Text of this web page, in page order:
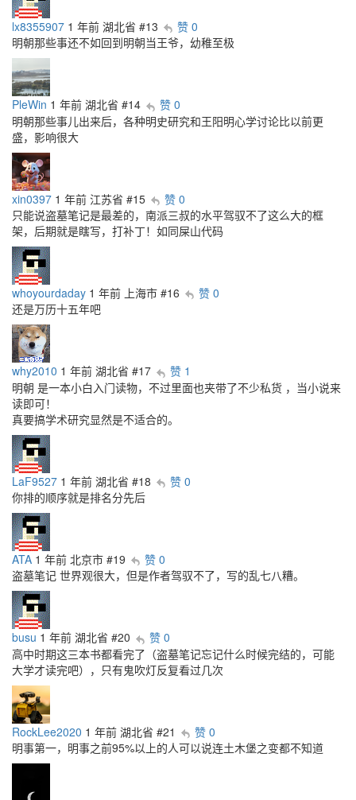
lx8355907 1 年前 湖北省 #13
赞 0
明朝那些事还不如回到明朝当王爷，幼稚至极
PleWin 1 年前 湖北省 #14
赞 0
明朝那些事儿出来后，各种明史研究和王阳明心学讨论比以前更
盛，影响很大
xin0397 1 年前 江苏省 #15
赞 0
只能说盗墓笔记是最差的，南派三叔的水平驾驭不了这么大的框
架，后期就是瞎写，打补丁！如同屎山代码
whoyourdaday 1 年前 上海市 #16
赞 0
还是万历十五年吧
why2010 1 年前 湖北省 #17
赞 1
明朝 是一本小白入门读物，不过里面也夹带了不少私货 ，当小说来
读即可！
真要搞学术研究显然是不适合的。
LaF9527 1 年前 湖北省 #18
赞 0
你排的顺序就是排名分先后
ATA 1 年前 北京市 #19
赞 0
盗墓笔记 世界观很大，但是作者驾驭不了，写的乱七八糟。
busu 1 年前 湖北省 #20
赞 0
高中时期这三本书都看完了（盗墓笔记忘记什么时候完结的，可能
大学才读完吧），只有鬼吹灯反复看过几次
RockLee2020 1 年前 湖北省 #21
赞 0
明事第一，明事之前95%以上的人可以说连土木堡之变都不知道